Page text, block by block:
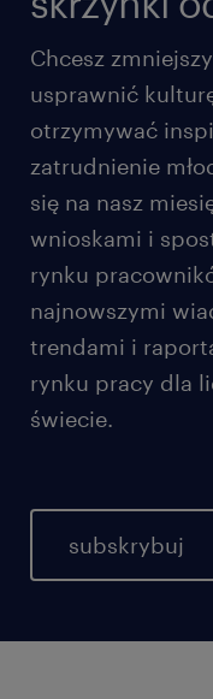
Chcesz
usprawnić
otrzymywać
zatrudnienie
się na nasz
wnioskami i
rynku
najnowszymi
trendami i
rynku pracy dla
świecie.
subskrybuj